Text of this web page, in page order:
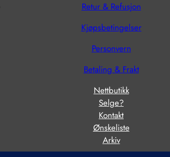
Retur & Refusjon
Kjøpsbetingelser
Personvern
Betaling & Frakt
Nettbutikk
Selge?
Kontakt
Ønskeliste
Arkiv